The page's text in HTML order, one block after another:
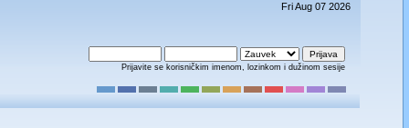
Fri Aug 07 2026
Prijavite se korisničkim imenom, lozinkom i dužinom sesije